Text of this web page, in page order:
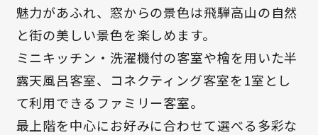
魅力があふれ、窓からの景色は飛騨高山の自然
と街の美しい景色を楽しめます。
ミニキッチン・洗濯機付の客室や檜を用いた半
露天風呂客室、コネクティング客室を1室とし
て利用できるファミリー客室。
最上階を中心にお好みに合わせて選べる多彩な